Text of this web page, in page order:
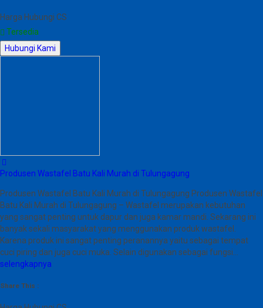
Harga Hubungi CS
Tersedia
Hubungi Kami
Produsen Wastafel Batu Kali Murah di Tulungagung
Produsen Wastafel Batu Kali Murah di Tulungagung Produsen Wastafel
Batu Kali Murah di Tulungagung – Wastafel merupakan kebutuhan
yang sangat penting untuk dapur dan juga kamar mandi. Sekarang ini
banyak sekali masyarakat yang menggunakan produk wastafel.
Karena produk ini sangat penting peranannya yaitu sebagai tempat
cuci piring dan juga cuci muka. Selain digunakan sebagai fungsi…
selengkapnya
Share This :